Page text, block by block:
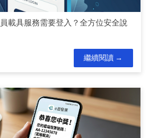
載具服務需要登入？全方位安全說
繼續閱讀